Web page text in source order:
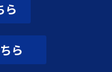
ら
ら